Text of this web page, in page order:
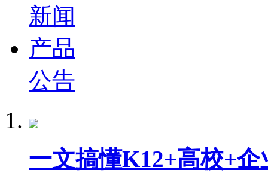
新闻
产品
公告
一文搞懂K12+高校+